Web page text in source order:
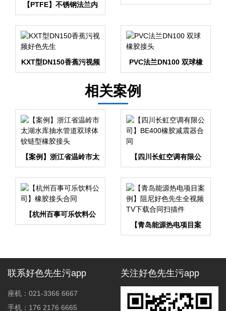
【PTFE】不锈钢法兰内
衬四氟橡胶接头
KXT型DN150香蕉污视频
好色先生
PVC法兰DN100 双球橡
胶接头
相关案例
【案例】浙江省温岭市太
湖水库抽水管道双球体铰
链型橡胶接头
【四川长虹空调有限公
司】BE400橡胶减震器合
同
【杭州百事可乐饮料公
司】橡胶接头合同
【青岛能源热电项目案
例】阻尼好色先生全视频
联系好色先生污app
座机：021-3366 6667
手机：176 2176 6665
关注好色先生污app